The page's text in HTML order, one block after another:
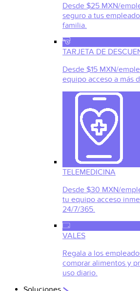
Desde $25 MXN/
seguro a tus
familia.
TARJETA DE
Desde $15 MXN/
equipo acceso a más
TELEMEDICINA
Desde $30 MXN/
tu equipo acceso
24/7/365.
VALES
Regala a los
comprar alimentos y
uso diario.